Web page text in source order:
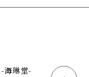
海琳堂-